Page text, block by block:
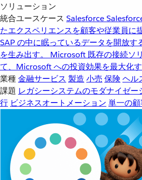
ソリューション
統合ユースケース Salesforce
たエクスペリエンスを顧客や従業員に
SAP の中に眠っているデータを開放す
を生み出す。
Microsoft 既存の接続ソ
て、Microsoft への投資効果を最大化す
業種金融サービス 製造 小売 保険 ヘル
課題 レガシーシステムのモダナイゼー
行 ビジネスオートメーション 単一の